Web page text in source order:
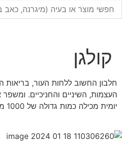
קולגן
חלבון החשוב ללחות העור, בריאות
העצמות, השיניים והחניכיים.
יומית מכילה כמות גדולה של 1000 מ"ג קולגן דגים טהור.